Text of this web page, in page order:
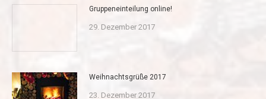
Gruppeneinteilung online!
29. Dezember 2017
Weihnachtsgrüße 2017
23. Dezember 2017